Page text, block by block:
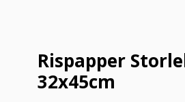
Rispapper
32x45cm